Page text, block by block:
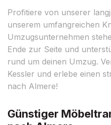
Profitiere von unserer
unserem umfangreichen
Umzugsunternehmen
Ende zur Seite und
rund um deinen Umzug.
Kessler und erlebe einen
nach Almere!
Günstiger